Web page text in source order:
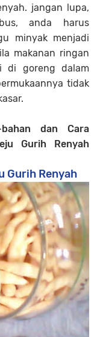
jangan lupa,
anda harus
minyak menjadi
makanan ringan
di goreng dalam
tidak
bahan dan Cara
Gurih
Renyah
Gurih Renyah